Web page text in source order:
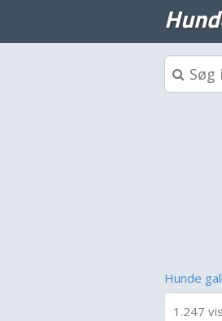
Hunde
1.247